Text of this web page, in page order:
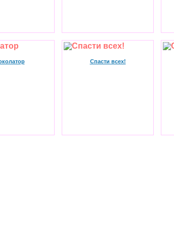
Спасти всех!